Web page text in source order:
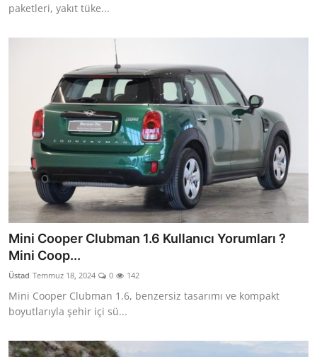
paketleri, yakıt tüke...
Mini Cooper Clubman 1.6 Kullanıcı Yorumları ?
Mini Coop...
Üstad Temmuz 18, 2024 0 142
Mini Cooper Clubman 1.6, benzersiz tasarımı ve kompakt
boyutlarıyla şehir içi sü...